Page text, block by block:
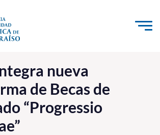
al contenido
e Innovación
el Medio
nueva
de Becas de
“Progressio